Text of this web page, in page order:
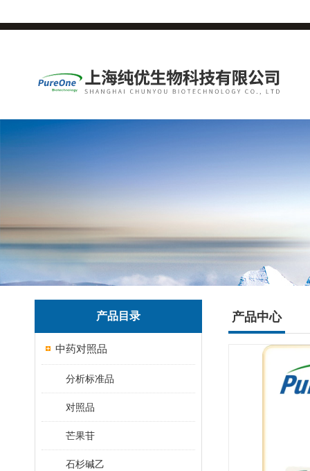
产品目录
中药对照品
分析标准品
对照品
芒果苷
石杉碱乙
产品中心